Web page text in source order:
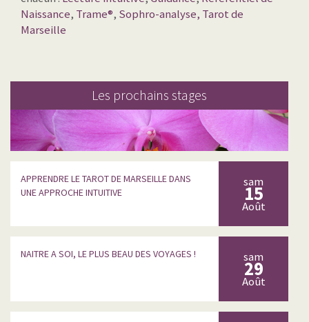
Naissance, Trame®, Sophro-analyse, Tarot de
Marseille
Les prochains stages
APPRENDRE LE TAROT DE MARSEILLE DANS
UNE APPROCHE INTUITIVE
sam
15
Août
NAITRE A SOI, LE PLUS BEAU DES VOYAGES ! sam
29
Août